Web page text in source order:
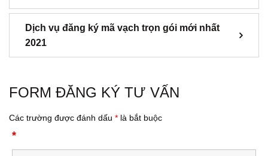
Dịch vụ đăng ký mã vạch trọn gói mới nhất
2021
FORM ĐĂNG KÝ TƯ VẤN
Các trường được đánh dấu * là bắt buộc
*